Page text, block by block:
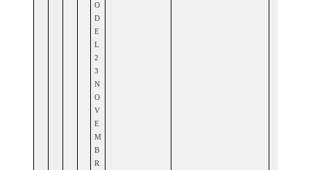
O
D
E
L
2
3
N
O
V
E
M
B
R